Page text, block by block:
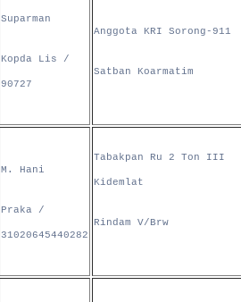
Suparman
Kopda Lis /
90727
Anggota KRI Sorong-911
Satban Koarmatim
M. Hani
Praka /
31020645440282
Tabakpan Ru 2 Ton III
Kidemlat
Rindam V/Brw